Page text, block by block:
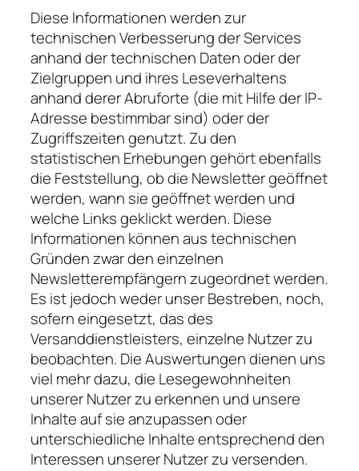
Diese Informationen werden zur
technischen Verbesserung der Services
anhand der technischen Daten oder der
Zielgruppen und ihres Leseverhaltens
anhand derer Abruforte (die mit Hilfe der IP-
Adresse bestimmbar sind) oder der
Zugriffszeiten genutzt. Zu den
statistischen Erhebungen gehört ebenfalls
die Feststellung, ob die Newsletter geöffnet
werden, wann sie geöffnet werden und
welche Links geklickt werden. Diese
Informationen können aus technischen
Gründen zwar den einzelnen
Newsletterempfängern zugeordnet werden.
Es ist jedoch weder unser Bestreben, noch,
sofern eingesetzt, das des
Versanddienstleisters, einzelne Nutzer zu
beobachten. Die Auswertungen dienen uns
viel mehr dazu, die Lesegewohnheiten
unserer Nutzer zu erkennen und unsere
Inhalte auf sie anzupassen oder
unterschiedliche Inhalte entsprechend den
Interessen unserer Nutzer zu versenden.